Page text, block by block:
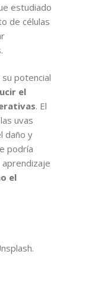
estudiado
de células
potencial
el
. El
uvas
daño y
podría
el